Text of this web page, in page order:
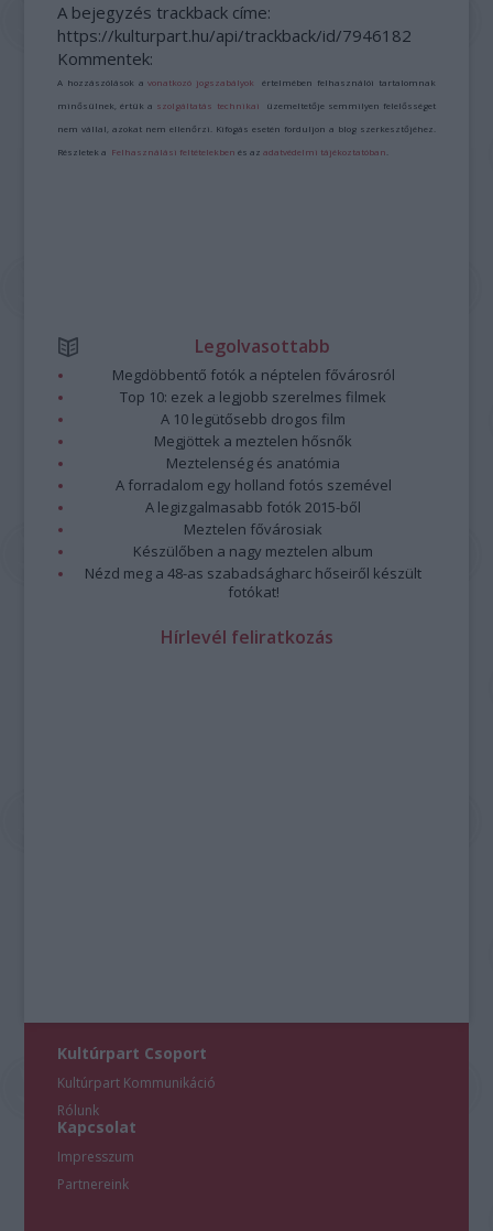
A bejegyzés trackback címe:
https://kulturpart.hu/api/trackback/id/7946182
Kommentek:
A hozzászólások avonatkozó jogszabályok értelmében felhasználói tartalomnak
minősülnek, értük a szolgáltatás technikai üzemeltetője semmilyen felelősséget
nem vállal, azokat nem ellenőrzi. Kifogás esetén forduljon a blog szerkesztőjéhez.
Részletek a Felhasználási feltételekben és azadatvédelmi tájékoztatóban
Legolvasottabb
Megdöbbentő fotók a néptelen fővárosról
Top 10: ezek a legjobb szerelmes filmek
A 10 legütősebb drogos film
Megjöttek a meztelen hősnők
Meztelenség és anatómia
A forradalom egy holland fotós szemével
A legizgalmasabb fotók 2015-ből
Meztelen fővárosiak
Készülőben a nagy meztelen album
Nézd meg a 48-as szabadságharc hőseiről készült
fotókat!
Hírlevél feliratkozás
Kultúrpart Csoport
Kultúrpart Kommunikáció
Rólunk
Kapcsolat
Impresszum
Partnereink